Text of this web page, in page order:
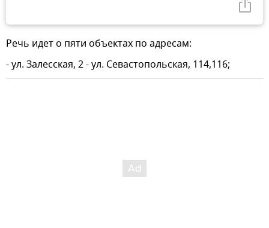
Речь идет о пяти объектах по адресам:
- ул. Залесская, 2 - ул. Севастопольская, 114,116;